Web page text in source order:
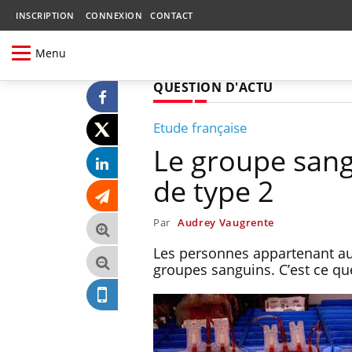
INSCRIPTION CONNEXION CONTACT
Menu
QUESTION D'ACTU
Etude française
Le groupe
de type 2
Par Audrey Vaugrente
Les personnes appartenant
groupes sanguins. C’est ce